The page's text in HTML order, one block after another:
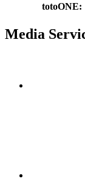
totoONE:
Media